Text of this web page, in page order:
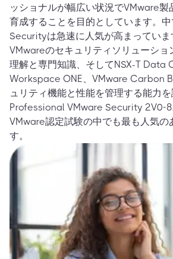
ッショナルが幅広い状況でVMware製
育成することを目的としています。
Securityは急速に人気が高まっていま
VMwareのセキュリティソリューショ
理解と専門知識、そしてNSX-T Data
Workspace ONE、VMware Carbon
ュリティ機能と性能を管理する能力を
Professional VMware Security 2V0-
VMware認定試験の中でも最も人気の
す。